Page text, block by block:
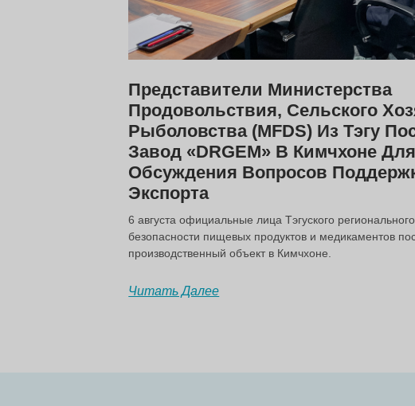
Представители Министерства
Продовольствия, Сельского
Рыболовства (MFDS) Из Тэгу
Завод «DRGEM» В Кимчхоне Для
Обсуждения Вопросов
Экспорта
6 августа официальные лица Тэгуского
безопасности пищевых продуктов и медикаментов
производственный объект в Кимчхоне.
Читать Далее